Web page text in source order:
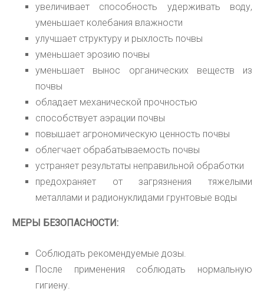
увеличивает способность удерживать воду,
уменьшает колебания влажности
улучшает структуру и рыхлость почвы
уменьшает эрозию почвы
уменьшает вынос органических веществ из
почвы
обладает механической прочностью
способствует аэрации почвы
повышает агрономическую ценность почвы
облегчает обрабатываемость почвы
устраняет результаты неправильной обработки
предохраняет от загрязнения тяжелыми
металлами и радионуклидами грунтовые воды
МЕРЫ БЕЗОПАСНОСТИ:
Соблюдать рекомендуемые дозы.
После применения соблюдать нормальную
гигиену.